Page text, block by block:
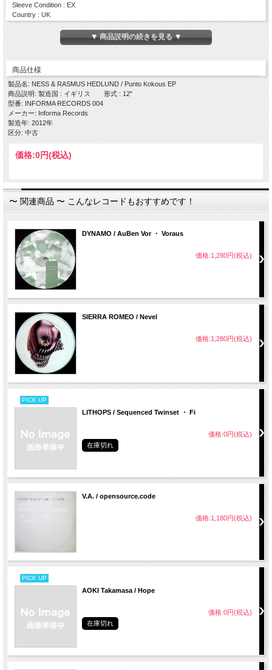
Sleeve Condition : EX
Country : UK
Year : 2012
Side A
・Punto Kokous
Side B
・Verso Pohjois
・Verso Pohjois (Deepbass Remix)
▼ 商品説明の続きを見る ▼
商品仕様
製品名: NESS & RASMUS HEDLUND / Punto Kokous EP
商品説明: 製造国 : イギリス 形式 : 12"
型番: INFORMA RECORDS 004
メーカー: Informa Records
製造年: 2012年
区分: 中古
価格:0円(税込)
〜 関連商品 〜 こんなレコードもおすすめです！
DYNAMO / AuBen Vor ・ Voraus
価格:1,280円(税込)
SIERRA ROMEO / Nevel
価格:1,280円(税込)
PICK UP
LITHOPS / Sequenced Twinset ・ Fi
価格:0円(税込)
在庫切れ
V.A. / opensource.code
価格:1,180円(税込)
PICK UP
AOKI Takamasa / Hope
価格:0円(税込)
在庫切れ